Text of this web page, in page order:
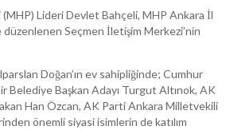
Lideri Devlet Bahçeli, MHP Ankara İl
düzenlenen Seçmen İletişim Merkezi’nin
Doğan’ın ev sahipliğinde; Cumhur
Belediye Başkan Adayı Turgut Altınok, AK
Han Özcan, AK Parti Ankara Milletvekili
önemli siyasi isimlerin de katılım